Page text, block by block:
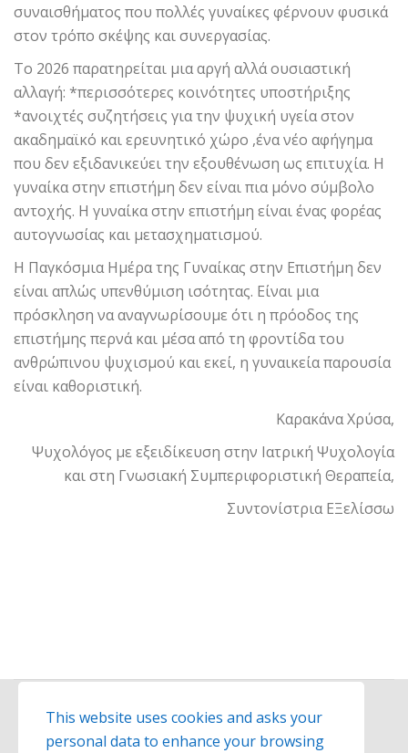
συναισθήματος που πολλές γυναίκες φέρνουν φυσικά
στον τρόπο σκέψης και συνεργασίας.
Το 2026 παρατηρείται μια αργή αλλά ουσιαστική
αλλαγή: *περισσότερες κοινότητες υποστήριξης
*ανοιχτές συζητήσεις για την ψυχική υγεία στον
ακαδημαϊκό και ερευνητικό χώρο ,ένα νέο αφήγημα
που δεν εξιδανικεύει την εξουθένωση ως επιτυχία. Η
γυναίκα στην επιστήμη δεν είναι πια μόνο σύμβολο
αντοχής. Η γυναίκα στην επιστήμη είναι ένας φορέας
αυτογνωσίας και μετασχηματισμού.
Η Παγκόσμια Ημέρα της Γυναίκας στην Επιστήμη δεν
είναι απλώς υπενθύμιση ισότητας. Είναι μια
πρόσκληση να αναγνωρίσουμε ότι η πρόοδος της
επιστήμης περνά και μέσα από τη φροντίδα του
ανθρώπινου ψυχισμού και εκεί, η γυναικεία παρουσία
είναι καθοριστική.
Καρακάνα Χρύσα,
Ψυχολόγος με εξειδίκευση στην Ιατρική Ψυχολογία
και στη Γνωσιακή Συμπεριφοριστική Θεραπεία,
Συντονίστρια ΕΞελίσσω
© 2026Exelisso website created byhit-media.gr
This website uses cookies and asks your
personal data to enhance your browsing